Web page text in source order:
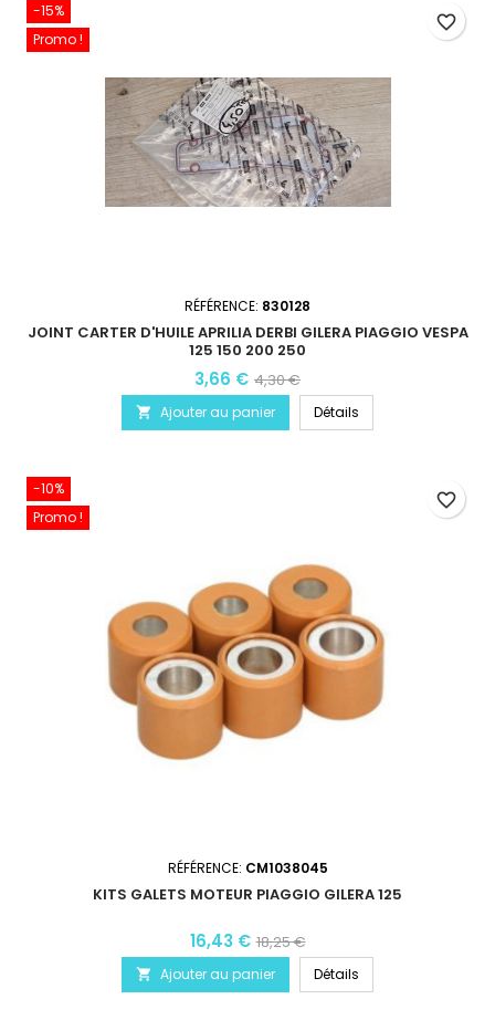
-15%
Promo !
RÉFÉRENCE: 830128
JOINT CARTER D'HUILE APRILIA DERBI GILERA PIAGGIO VESPA
125 150 200 250
3,66 € 4,30 €
 Ajouter au panier Détails
favorite_border
-10%
Promo !
RÉFÉRENCE: CM1038045
KITS GALETS MOTEUR PIAGGIO GILERA 125
16,43 € 18,25 €
 Ajouter au panier Détails
favorite_border